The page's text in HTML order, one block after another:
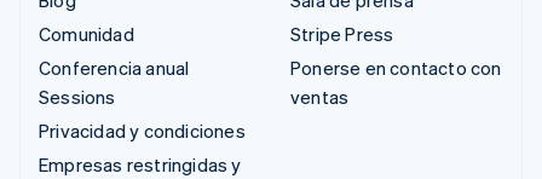
Comunidad
Conferencia anual
Sessions
Privacidad y condiciones
Empresas restringidas y
Stripe Press
Ponerse en contacto con
ventas